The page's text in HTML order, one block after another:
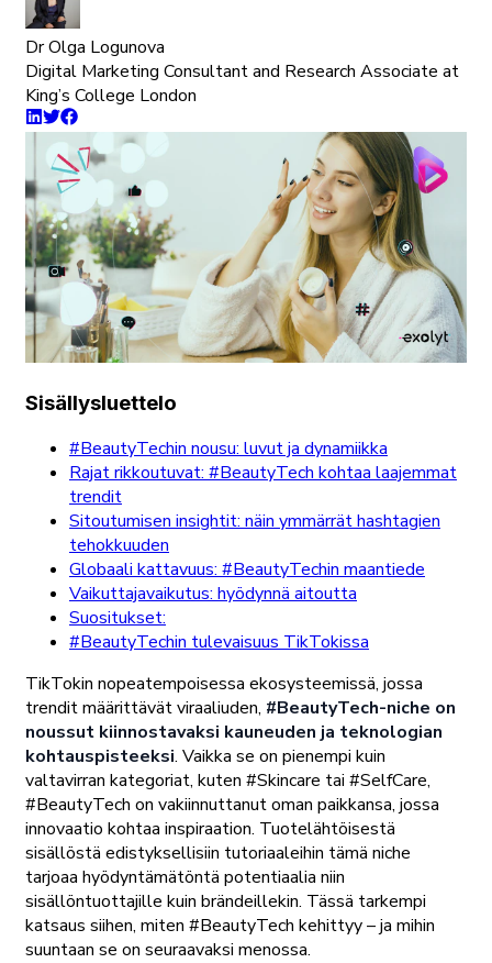
Dr Olga Logunova
Digital Marketing Consultant and Research Associate at
King’s College London
Sisällysluettelo
#BeautyTechin nousu: luvut ja dynamiikka
Rajat rikkoutuvat: #BeautyTech kohtaa laajemmat
trendit
Sitoutumisen insightit: näin ymmärrät hashtagien
tehokkuuden
Globaali kattavuus: #BeautyTechin maantiede
Vaikuttajavaikutus: hyödynnä aitoutta
Suositukset:
#BeautyTechin tulevaisuus TikTokissa
TikTokin nopeatempoisessa ekosysteemissä, jossa
trendit määrittävät viraaliuden, #BeautyTech-niche on
noussut kiinnostavaksi kauneuden ja teknologian
kohtauspisteeksi. Vaikka se on pienempi kuin
valtavirran kategoriat, kuten #Skincare tai #SelfCare,
#BeautyTech on vakiinnuttanut oman paikkansa, jossa
innovaatio kohtaa inspiraation. Tuotelähtöisestä
sisällöstä edistyksellisiin tutoriaaleihin tämä niche
tarjoaa hyödyntämätöntä potentiaalia niin
sisällöntuottajille kuin brändeillekin. Tässä tarkempi
katsaus siihen, miten #BeautyTech kehittyy – ja mihin
suuntaan se on seuraavaksi menossa.